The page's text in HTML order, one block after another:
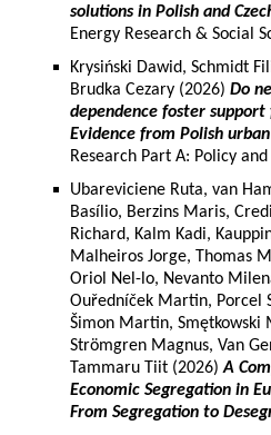
solutions in Polish and
Energy Research & Social
Krysiński Dawid, Schmidt
Brudka Cezary (2026) Do
dependence foster
Evidence from Polish
Research Part A: Policy
Ubareviciene Ruta, van
Basílio, Berzins Maris,
Richard, Kalm Kadi,
Malheiros Jorge, Thomas
Oriol Nel-lo, Nevanto
Ouředníček Martin, Porcel
Šimon Martin, Smętkowski
Strömgren Magnus, Van
Tammaru Tiit (2026)A
Economic Segregation in
From Segregation to